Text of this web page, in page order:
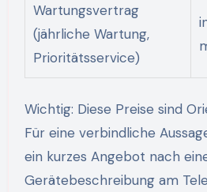
Wartungsvertrag
(jährliche Wartung,
Prioritätsservice)
Wichtig: Diese Preise sind
Für eine verbindliche
ein kurzes Angebot nach
Gerätebeschreibung am